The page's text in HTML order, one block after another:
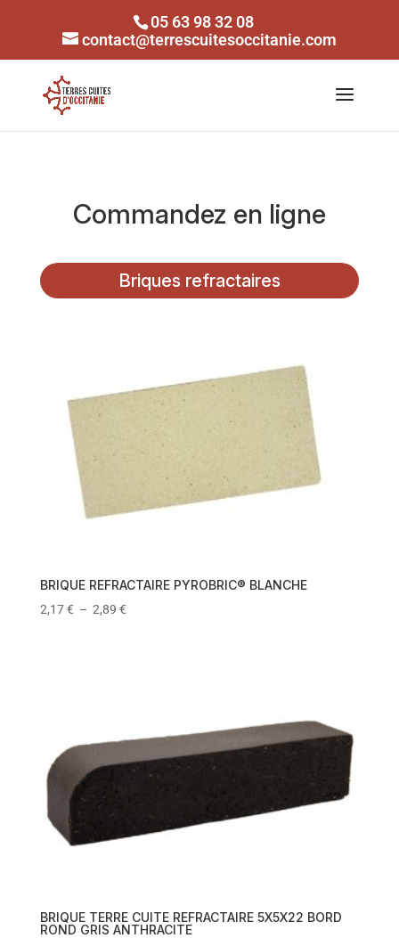
05 63 98 32 08
contact@terrescuitesoccitanie.com
Commandez en ligne
Briques refractaires
BRIQUE REFRACTAIRE PYROBRIC® BLANCHE
2,17€ – 2,89 €
BRIQUE TERRE CUITE REFRACTAIRE 5X5X22 BORD
ROND GRIS ANTHRACITE